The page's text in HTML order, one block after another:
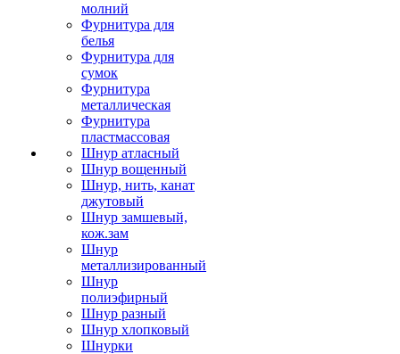
молний
Фурнитура для
белья
Фурнитура для
сумок
Фурнитура
металлическая
Фурнитура
пластмассовая
Шнур атласный
Шнур вощенный
Шнур, нить, канат
джутовый
Шнур замшевый,
кож.зам
Шнур
металлизированный
Шнур
полиэфирный
Шнур разный
Шнур хлопковый
Шнурки